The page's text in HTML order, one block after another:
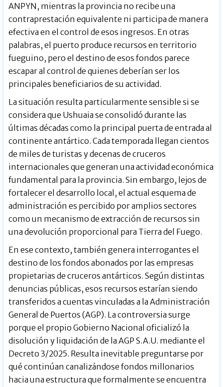
ANPYN, mientras la provincia no recibe una
contraprestación equivalente ni participa de manera
efectiva en el control de esos ingresos. En otras
palabras, el puerto produce recursos en territorio
fueguino, pero el destino de esos fondos parece
escapar al control de quienes deberían ser los
principales beneficiarios de su actividad.
La situación resulta particularmente sensible si se
considera que Ushuaia se consolidó durante las
últimas décadas como la principal puerta de entrada al
continente antártico. Cada temporada llegan cientos
de miles de turistas y decenas de cruceros
internacionales que generan una actividad económica
fundamental para la provincia. Sin embargo, lejos de
fortalecer el desarrollo local, el actual esquema de
administración es percibido por amplios sectores
como un mecanismo de extracción de recursos sin
una devolución proporcional para Tierra del Fuego.
En ese contexto, también genera interrogantes el
destino de los fondos abonados por las empresas
propietarias de cruceros antárticos. Según distintas
denuncias públicas, esos recursos estarían siendo
transferidos a cuentas vinculadas a la Administración
General de Puertos (AGP). La controversia surge
porque el propio Gobierno Nacional oficializó la
disolución y liquidación de la AGP S.A.U. mediante el
Decreto 3/2025. Resulta inevitable preguntarse por
qué continúan canalizándose fondos millonarios
hacia una estructura que formalmente se encuentra